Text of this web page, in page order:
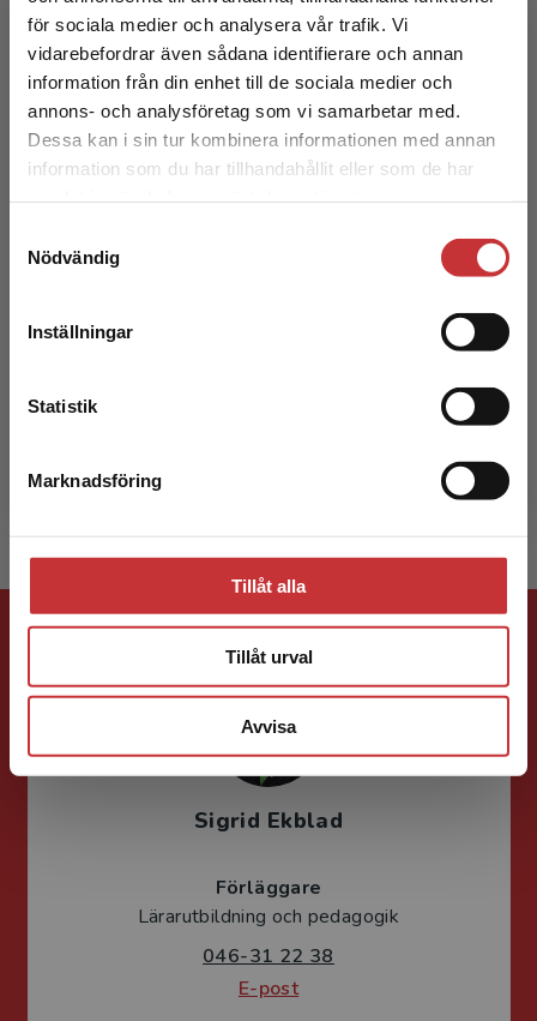
för sociala medier och analysera vår trafik. Vi
vidarebefordrar även sådana identifierare och annan
information från din enhet till de sociala medier och
annons- och analysföretag som vi samarbetar med.
Dessa kan i sin tur kombinera informationen med annan
information som du har tillhandahållit eller som de har
Nödvändig
Inställningar
Statistik
Marknadsföring
Tillåt alla
Tillåt urval
Avvisa
Begränsad fraktregion
Det verkar som att du besöker
studentlitteratur.se via en enhet utanför Sverige.
Vi erbjuder inte leveranser utanför Sverige. För
att kunna slutföra ett köp måste
Maja Elmgren är universitetslektor i fysikalisk
kemi, docent och excellent lärare samt
pedagogisk ledare och utvecklare vid Uppsala
universitet. He...
utvecklare och enhetschef vid Kungliga
Förlagskontakt
Sigrid Ekblad
Förläggare
Lärarutbildning och pedagogik
046-31 22 38
E-post